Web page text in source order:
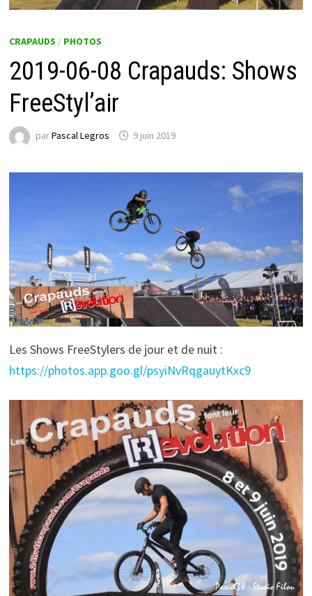
CRAPAUDS / PHOTOS
2019-06-08 Crapauds: Shows
FreeStyl’air
parPascal Legros 9 juin 2019
Les Shows FreeStylers de jour et de nuit :
https://photos.app.goo.gl/psyiNvRqgauytKxc9